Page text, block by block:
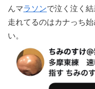
んマラソンで泣く泣く
走れてるのはカナっち
い。